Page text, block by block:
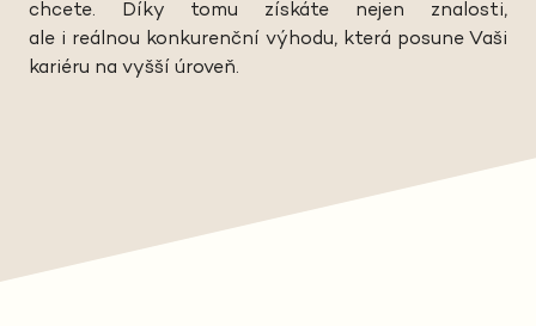
chcete. Díky tomu získáte nejen znalosti,
ale i reálnou konkurenční výhodu, která posune Vaši
kariéru na vyšší úroveň.